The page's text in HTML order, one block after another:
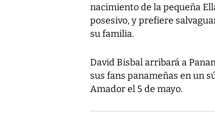
nacimiento de la pequeña
posesivo, y prefiere
su familia.
David Bisbal arribará a
sus fans panameñas en un
Amador el 5 de mayo.